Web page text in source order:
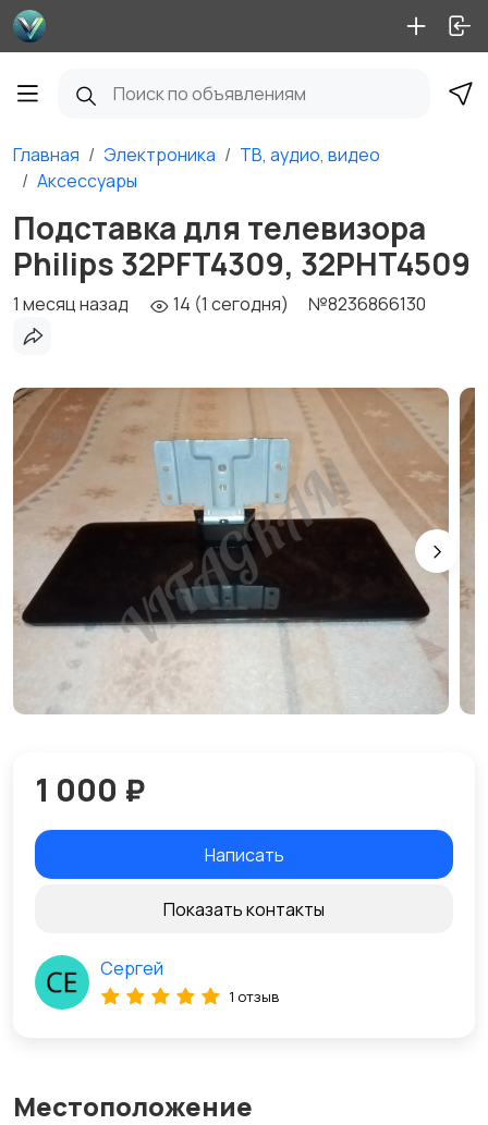
Главная Электроника
ТВ, аудио, видео
Аксессуары
Подставка для телевизора
Philips 32PFT4309, 32PHT4509
1 месяц назад 14 (1 сегодня) №8236866130
Местоположение
1 000 ₽
Написать
Показать контакты
Сергей
1 отзыв